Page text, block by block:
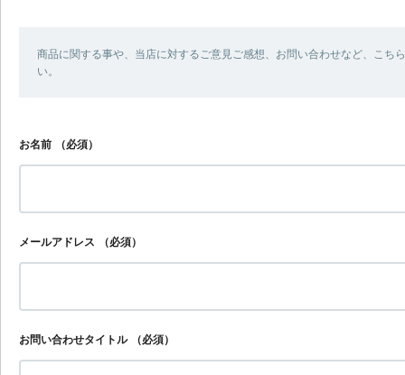
商品に関する事や、当店に対するご意見ご感想、お問い合わせなど、こち
い。
お名前 （必須）
メールアドレス （必須）
お問い合わせタイトル （必須）